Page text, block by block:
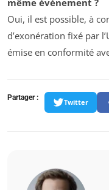
Oui, il est possible, à
d’exonération fixé par
émise en conformité
Partager : Twitter